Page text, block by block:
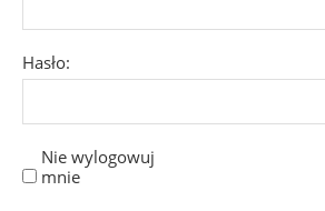
Hasło:
Nie wylogowuj
mnie